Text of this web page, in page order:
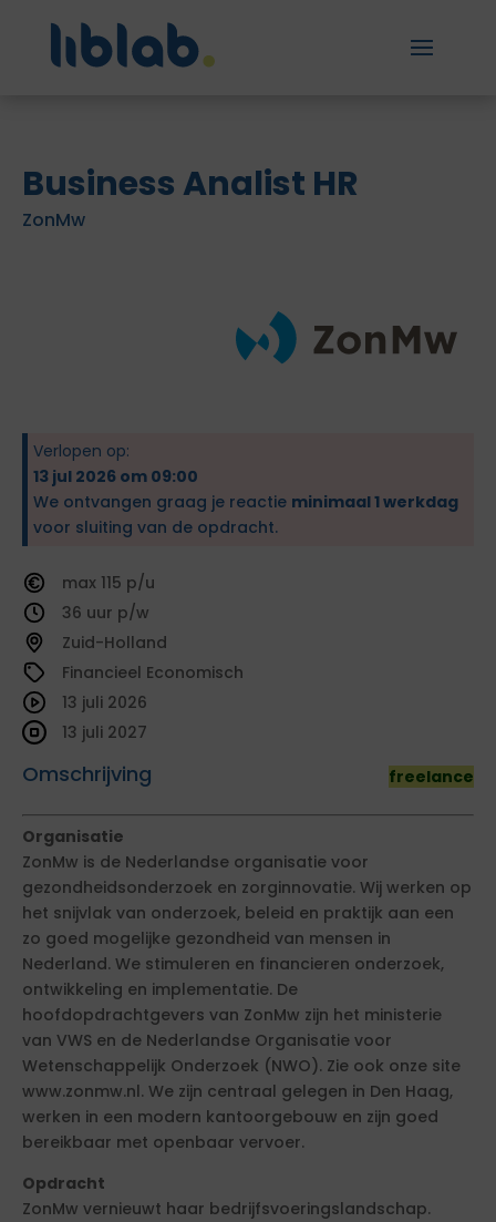
Business Analist HR
ZonMw
Verlopen op:
13 jul 2026 om 09:00
We ontvangen graag je reactie minimaal 1 werkdag
voor sluiting van de opdracht.
115
36
Zuid-Holland
Financieel Economisch
Omschrijving freelance
13 juli 2026
13 juli 2027
Organisatie
ZonMw is de Nederlandse organisatie voor
gezondheidsonderzoek en zorginnovatie. Wij werken op
het snijvlak van onderzoek, beleid en praktijk aan een
zo goed mogelijke gezondheid van mensen in
Nederland. We stimuleren en financieren onderzoek,
ontwikkeling en implementatie. De
hoofdopdrachtgevers van ZonMw zijn het ministerie
van VWS en de Nederlandse Organisatie voor
Wetenschappelijk Onderzoek (NWO). Zie ook onze site
www.zonmw.nl. We zijn centraal gelegen in Den Haag,
werken in een modern kantoorgebouw en zijn goed
bereikbaar met openbaar vervoer.
Opdracht
ZonMw vernieuwt haar bedrijfsvoeringslandschap.